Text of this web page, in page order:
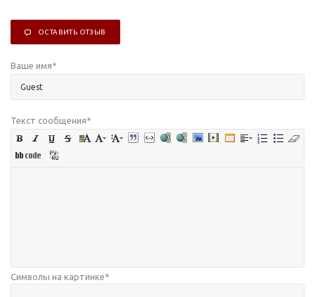
ОСТАВИТЬ ОТЗЫВ
Ваше имя*
Текст сообщения*
Символы на картинке*